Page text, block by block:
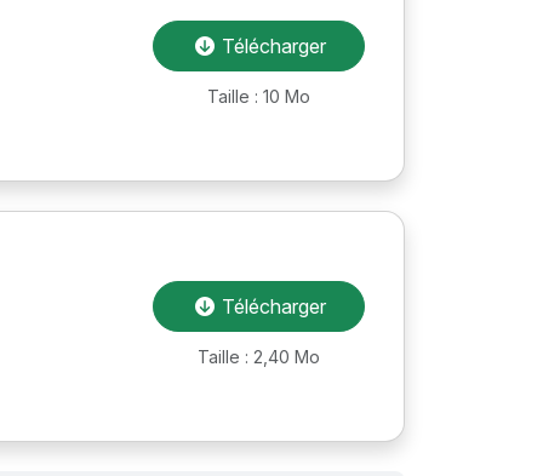
Télécharger
Taille : 10 Mo
Télécharger
Taille : 2,40 Mo